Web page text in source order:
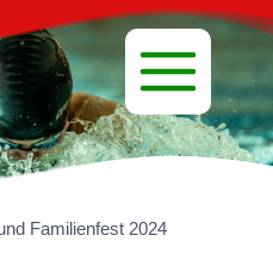
Familienfest 2024